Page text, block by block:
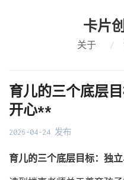
卡片
关于 /
育儿的三个底层
开心**
2026-04-24 发布
育儿的三个底层目标：独